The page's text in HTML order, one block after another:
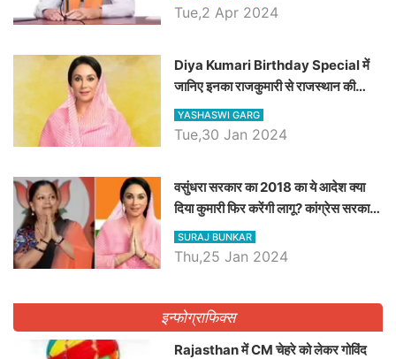
Tue,2 Apr 2024
Diya Kumari Birthday Special में
जानिए इनका राजकुमारी से राजस्थान की
डिप्टी सीएम बनने तक का सफर, एक क्लिक में
जाने पूरा जीवन परिचय
YASHASWI GARG
Tue,30 Jan 2024
वसुंधरा सरकार का 2018 का ये आदेश क्या
दिया कुमारी फिर करेंगी लागू? कांग्रेस सरकार
ने किया था निरस्त
SURAJ BUNKAR
Thu,25 Jan 2024
इन्फोग्राफिक्स
Rajasthan में CM चेहरे को लेकर गोविंद